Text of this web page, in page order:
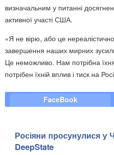
визначальним у питанні
активної участі США.
«Я не вірю, або це
завершення наших мирних
Це неможливо. Нам потрібна
потрібен їхній вплив і тиск на
FaceBook
Росіяни просунулися у
DeepState